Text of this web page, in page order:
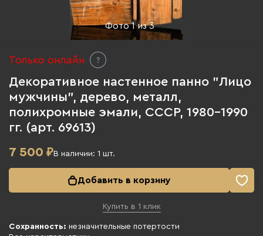
Фото1из3
Только онлайн
Декоративное настенное панно "Лицо
мужчины", дерево, металл,
полихромные эмали, СССР, 1980-1990
гг. (арт. 69613)
7 500 ₽В наличии: 1 шт.
Добавить в корзину
Купить в 1 клик
Сохранность: незначительные потертости